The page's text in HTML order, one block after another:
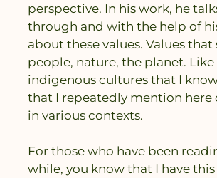
perspective. In his work, he
through and with the help of
about these values. Values ​​that
people, nature, the planet. Like
indigenous cultures that I
that I repeatedly mention here
in various contexts.
For those who have been
while, you know that I have